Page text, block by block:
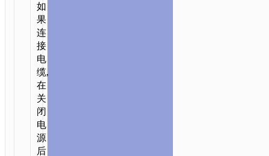
如
果
连
接
电
缆,
在
关
闭
电
源
后